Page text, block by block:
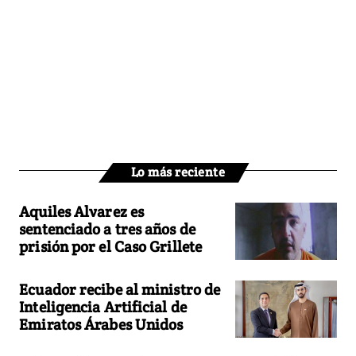
Lo más reciente
Aquiles Alvarez es
sentenciado a tres años de
prisión por el Caso Grillete
Ecuador recibe al ministro de
Inteligencia Artificial de
Emiratos Árabes Unidos